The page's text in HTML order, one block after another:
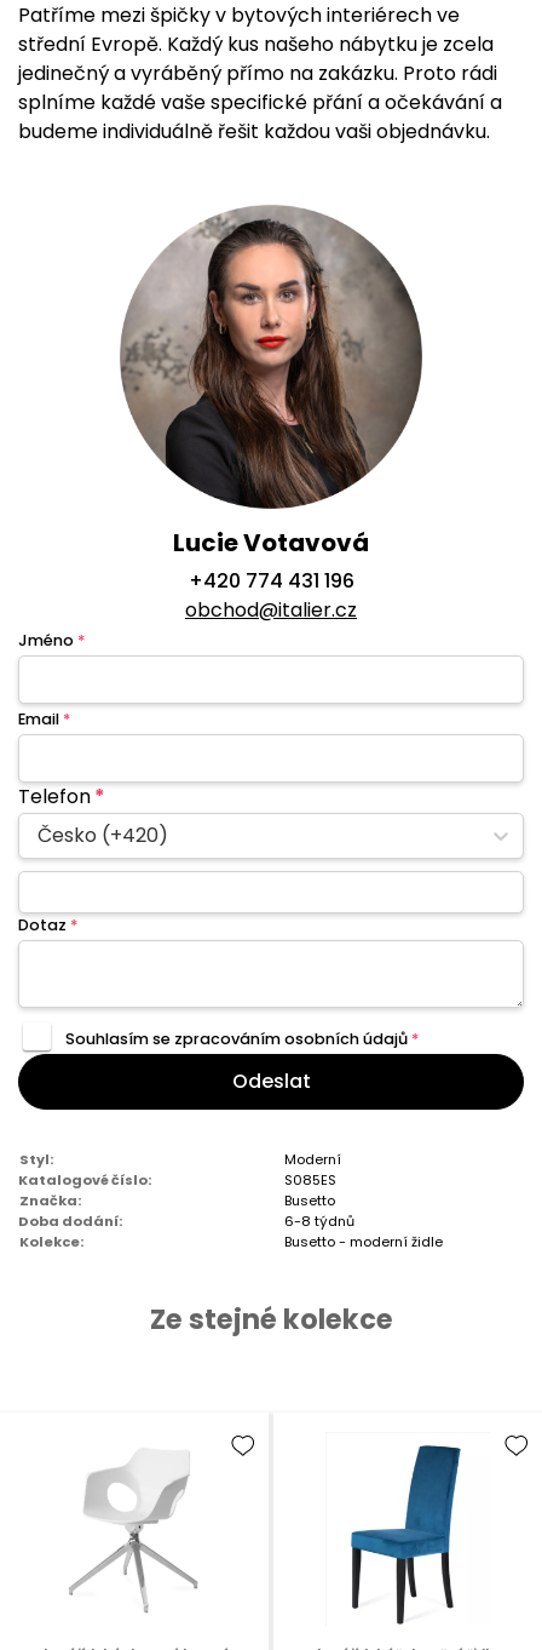
Patříme mezi špičky v bytových interiérech ve
střední Evropě. Každý kus našeho nábytku je zcela
jedinečný a vyráběný přímo na zakázku. Proto rádi
splníme každé vaše specifické přání a očekávání a
budeme individuálně řešit každou vaši objednávku.
Lucie Votavová
+420 774 431 196
obchod@italier.cz
Jméno *
Email *
Telefon*
Česko (+420)
Dotaz *
Souhlasím se zpracovánímosobních údajů *
Odeslat
Styl:
Moderní
Katalogové číslo:
S085ES
Značka:
Busetto
Doba dodání:
6-8 týdnů
Kolekce:
Busetto - moderní židle
Ze stejné kolekce